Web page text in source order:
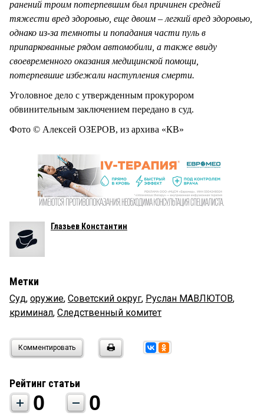
ранений троим потерпевшим был причинен средней
тяжести вред здоровью, еще двоим – легкий вред здоровью,
однако из-за темноты и попадания части пуль в
припаркованные рядом автомобили, а также ввиду
своевременного оказания медицинской помощи,
потерпевшие избежали наступления смерти.
Уголовное дело с утвержденным прокурором
обвинительным заключением передано в суд.
Фото © Алексей ОЗЕРОВ, из архива «КВ»
Глазьев Константин
Метки
Суд, оружие, Советский округ, Руслан МАВЛЮТОВ,
криминал, Следственный комитет
Комментировать
Рейтинг статьи
0 0